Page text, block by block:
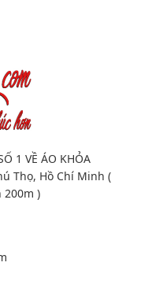
1 VỀ ÁO KHỎA
Thọ, Hồ Chí Minh (
200m )